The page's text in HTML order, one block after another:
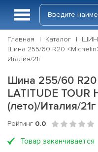
Главная Каталог
Шина 255/60 R20 <Michelin>
Италия/21г
Шина 255/60 R20
LATITUDE TOUR
(лето)/Италия/21г
Рейтинг 0.0
Товар заканчивается